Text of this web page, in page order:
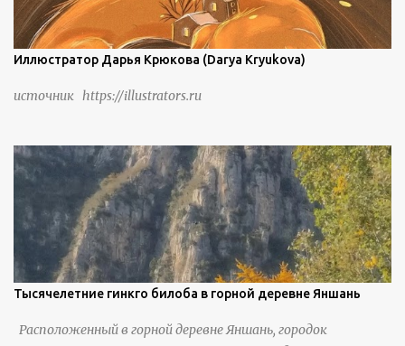
Иллюстратор Дарья Крюкова (Darya Kryukova)
источник https://illustrators.ru
Тысячелетние гинкго билоба в горной деревне Яншань
Расположенный в горной деревне Яншань, городок